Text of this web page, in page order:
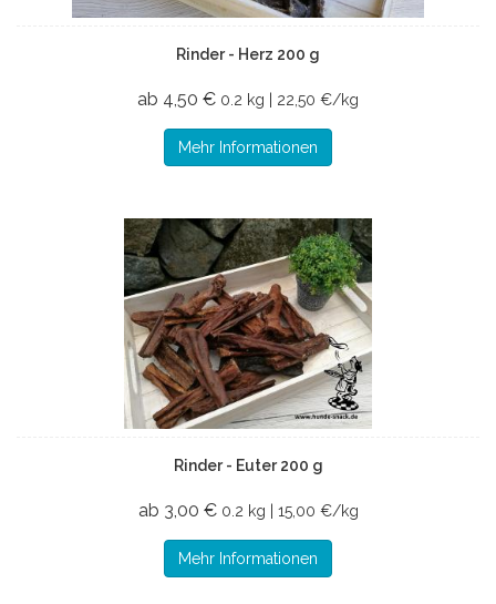
Rinder - Herz 200 g
ab 4,50 € 0.2 kg | 22,50 €/kg
Mehr Informationen
Rinder - Euter 200 g
ab 3,00 € 0.2 kg | 15,00 €/kg
Mehr Informationen